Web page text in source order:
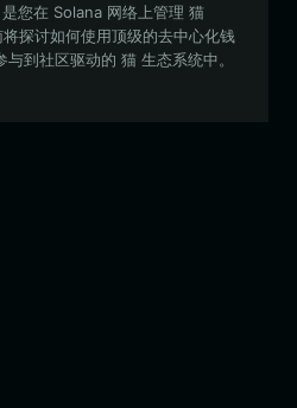
您在 Solana 网络上管理 猫
探讨如何使用顶级的去中心化钱
到社区驱动的 猫 生态系统中。